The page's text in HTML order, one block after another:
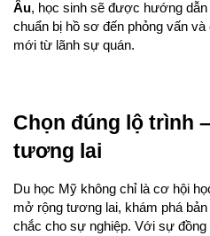
Âu, học sinh sẽ được hướng
chuẩn bị hồ sơ đến phỏng vấn
mới từ lãnh sự quán.
Chọn đúng lộ trình
tương lai
Du học Mỹ không chỉ là cơ hội
mở rộng tương lai, khám phá
chắc cho sự nghiệp. Với sự đồng